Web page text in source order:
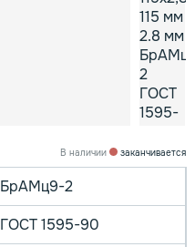
В наличии
заканчивается
БрАМц9-2
ГОСТ 1595-90